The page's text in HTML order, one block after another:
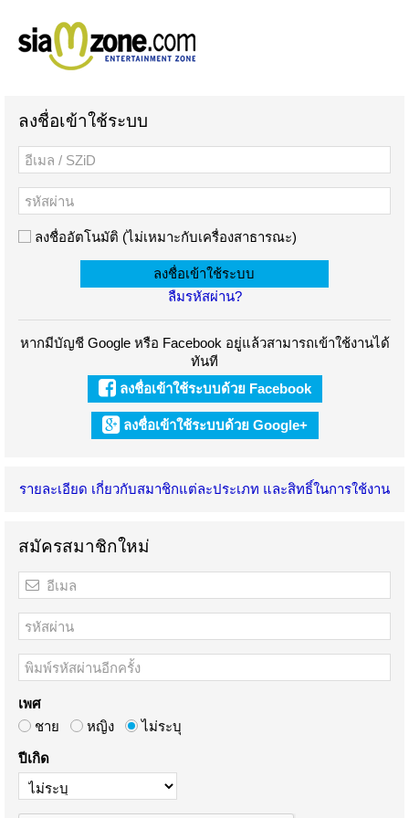
ลงชื่อเข้าใช้ระบบ
ลงชื่ออัตโนมัติ (ไม่เหมาะกับเครื่องสาธารณะ)
ลืมรหัสผ่าน?
หากมีบัญชี Google หรือ Facebook อยู่แล้วสามารถเข้าใช้งานได้
ทันที
ลงชื่อเข้าใช้ระบบด้วย Facebook
ลงชื่อเข้าใช้ระบบด้วย Google+
รายละเอียด เกี่ยวกับสมาชิกแต่ละประเภท และสิทธิ์ในการใช้งาน
สมัครสมาชิกใหม่
เพศ
ชาย
หญิง ไม่ระบุ
ปีเกิด